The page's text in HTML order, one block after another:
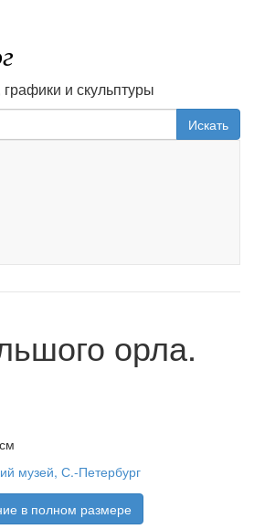
и скульптуры
Искать
орла.
музей, С.-Петербург
в полном размере